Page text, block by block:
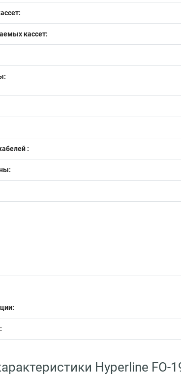
кассет:
:
Hyperline FO-